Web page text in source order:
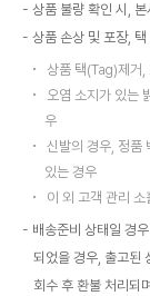
상품 불량 확인 시,
상품 손상 및 포장,
상품 택(Tag)제거,
오염 소지가 있는
우
신발의 경우, 정품
있는 경우
이 외 고객 관리
배송준비 상태일 경
되었을 경우, 출고된
회수 후 환불 처리되